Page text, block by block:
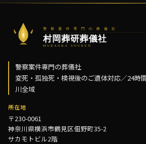
警察案件専門の葬儀社
変死・孤独死・検視後のご遺体対応／24時
川全域
所在地
〒230-0061
神奈川県横浜市鶴見区佃野町35-2
サカモトビル2階